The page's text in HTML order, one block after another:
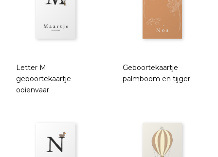
Letter M
geboortekaartje
ooienvaar
Geboortekaartje
palmboom en tijger